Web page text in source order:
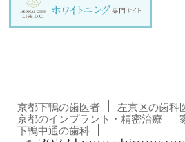
京都下鴨の歯医者
左京区の歯科
京都のインプラント・精密治療
下鴨中通の歯科